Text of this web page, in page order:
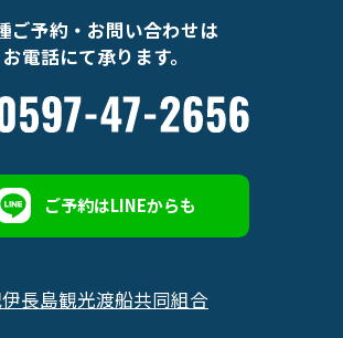
ご予約・お問い合わせは
お電話にて承ります。
ご予約はLINEからも
長島観光渡船共同組合